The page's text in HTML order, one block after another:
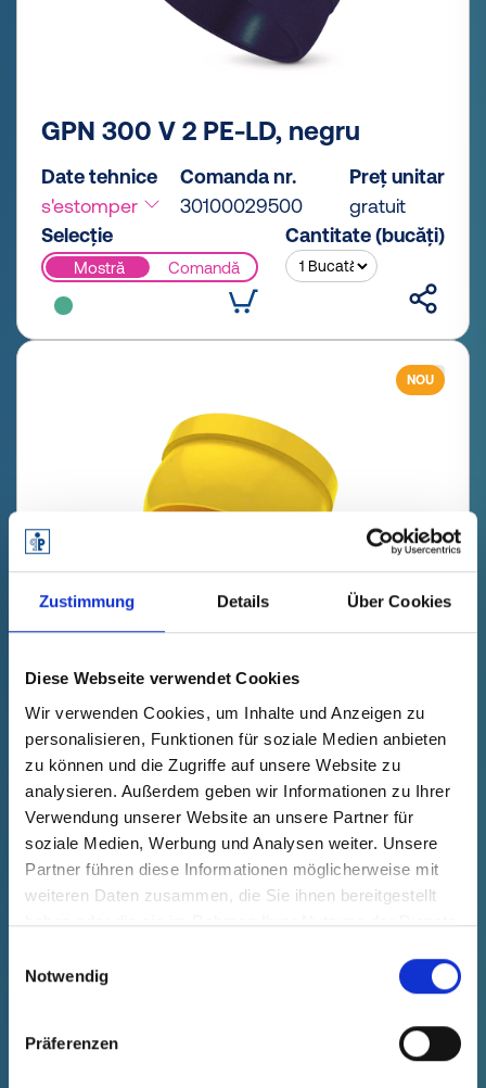
Zustimmung Details Über Cookies
Diese Webseite verwendet Cookies
Wir verwenden Cookies, um Inhalte und Anzeigen zu
personalisieren, Funktionen für soziale Medien anbieten
zu können und die Zugriffe auf unsere Website zu
analysieren. Außerdem geben wir Informationen zu Ihrer
Verwendung unserer Website an unsere Partner für
soziale Medien, Werbung und Analysen weiter. Unsere
Partner führen diese Informationen möglicherweise mit
weiteren Daten zusammen, die Sie ihnen bereitgestellt
haben oder die sie im Rahmen Ihrer Nutzung der Dienste
Notwendig
Präferenzen
GPN 300 V 2 PE-LD, negru
Date tehnice
s'estomper
Comanda nr.
30100029500
Preț unitar
gratuit
Selecție
Mostră Comandă
Cantitate (bucăți)
NOU
galben
Date tehnice
s'estomper
Comanda nr.
Preț unitar
Selecție
Mostră Comandă
Cantitate (bucăți)